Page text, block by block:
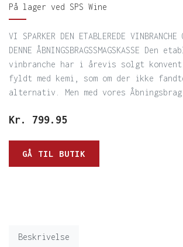
På lager ved SPS Wine
VI SPARKER DEN ETABLEREDE VINBRANCHE
DENNE ÅBNINGSBRAGSSMAGSKASSE Den
vinbranche har i årevis solgt
fyldt med kemi, som om der ikke
alternativ. Men med vores Åbningsbrag
Kr. 799.95
GÅ TIL BUTIK
Beskrivelse